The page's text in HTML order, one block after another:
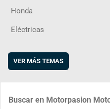
Honda
Eléctricas
VER MÁS TEMAS